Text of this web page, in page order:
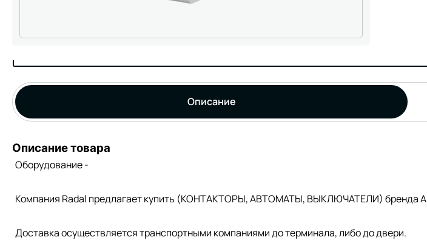
Описание
Описание товара
Оборудование -
Компания Radal предлагает купить (КОНТАКТОРЫ, АВТОМАТЫ, ВЫКЛЮЧАТЕЛИ) бренда
Доставка осуществляется транспортными компаниями до терминала, либо до двери.